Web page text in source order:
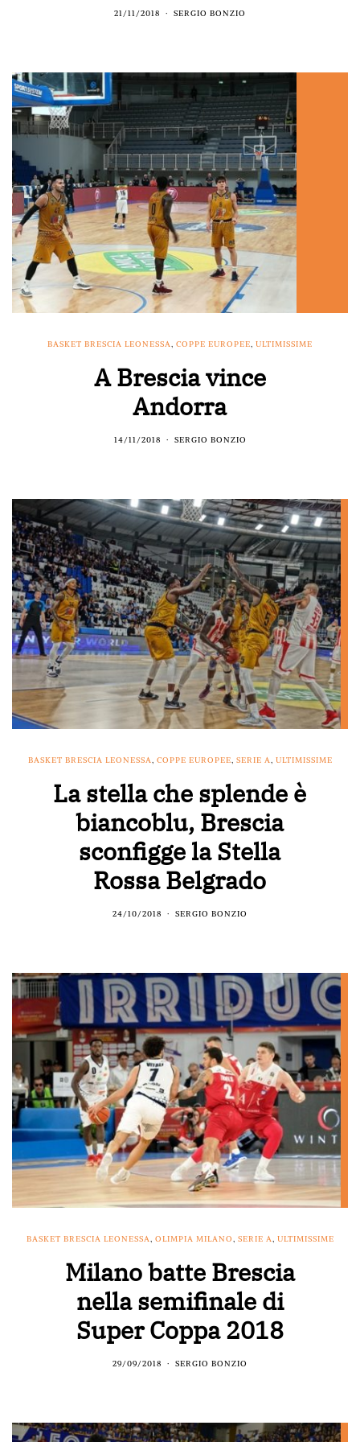
21/11/2018 SERGIO BONZIO
BASKET BRESCIA LEONESSA, COPPE EUROPEE, ULTIMISSIME
A Brescia vince
Andorra
14/11/2018 SERGIO BONZIO
BASKET BRESCIA LEONESSA, COPPE EUROPEE, SERIE A, ULTIMISSIME
La stella che splende è
biancoblu, Brescia
sconfigge la Stella
Rossa Belgrado
24/10/2018 SERGIO BONZIO
BASKET BRESCIA LEONESSA, OLIMPIA MILANO, SERIE A, ULTIMISSIME
Milano batte Brescia
nella semifinale di
Super Coppa 2018
29/09/2018 SERGIO BONZIO